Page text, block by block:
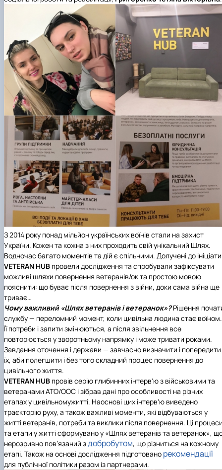
З 2014 року понад мільйон українських воїнів стали на захист
України. Кожен та кожна з них проходить свій унікальний Шлях.
Водночас багато моментів та дій є спільними. Долучені до
VETERAN HUB провели дослідження та спробували зафіксувати
можливі шляхи повернення ветеранів/ок та простою мовою
пояснити: що буває після повернення з війни, доки сама війна ще
триває…
Чому важливий «Шлях ветеранів і ветеранок»?Рішення
службу — переломний момент, коли цивільна людина стає воїном.
Її потреби і запити змінюються, а після звільнення все
повторюється у зворотньому напрямку і може тривати роками.
Завдання оточення і держави — завчасно визначити і попередити
їх, аби полегшити і без того складний процес повернення до
цивільного життя.
VETERAN HUB провів серію глибинних інтервʼю з військовими та
ветеранами АТО/ООС і зібрав дані про особливості на різних
етапах у цивільномужитті. Наоснові цих інтервʼю виведено
траєкторію руху, а також важливі моменти, які відбуваються у
житті ветеранів, потреби та виклики після повернення. Ці
та етапи у житті сформувано у «Шлях ветеранів та ветеранок»,
нерозривно пов’язаний здобробутом, що різниться на кожному
етапі. Також на основі дослідження підготовано рекомендації
для публічної політики разом із партнерами.